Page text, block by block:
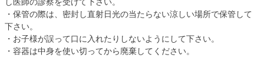
し医師の診察を受けて下さい。
・保管の際は、密封し直射日光の当たらない涼しい場所で保管して
下さい。
・お子様が誤って口に入れたりしないようにして下さい。
・容器は中身を使い切ってから廃棄してください。